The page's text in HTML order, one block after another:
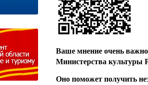
Ваше мнение очень
Министерства культуры
Оно поможет получить